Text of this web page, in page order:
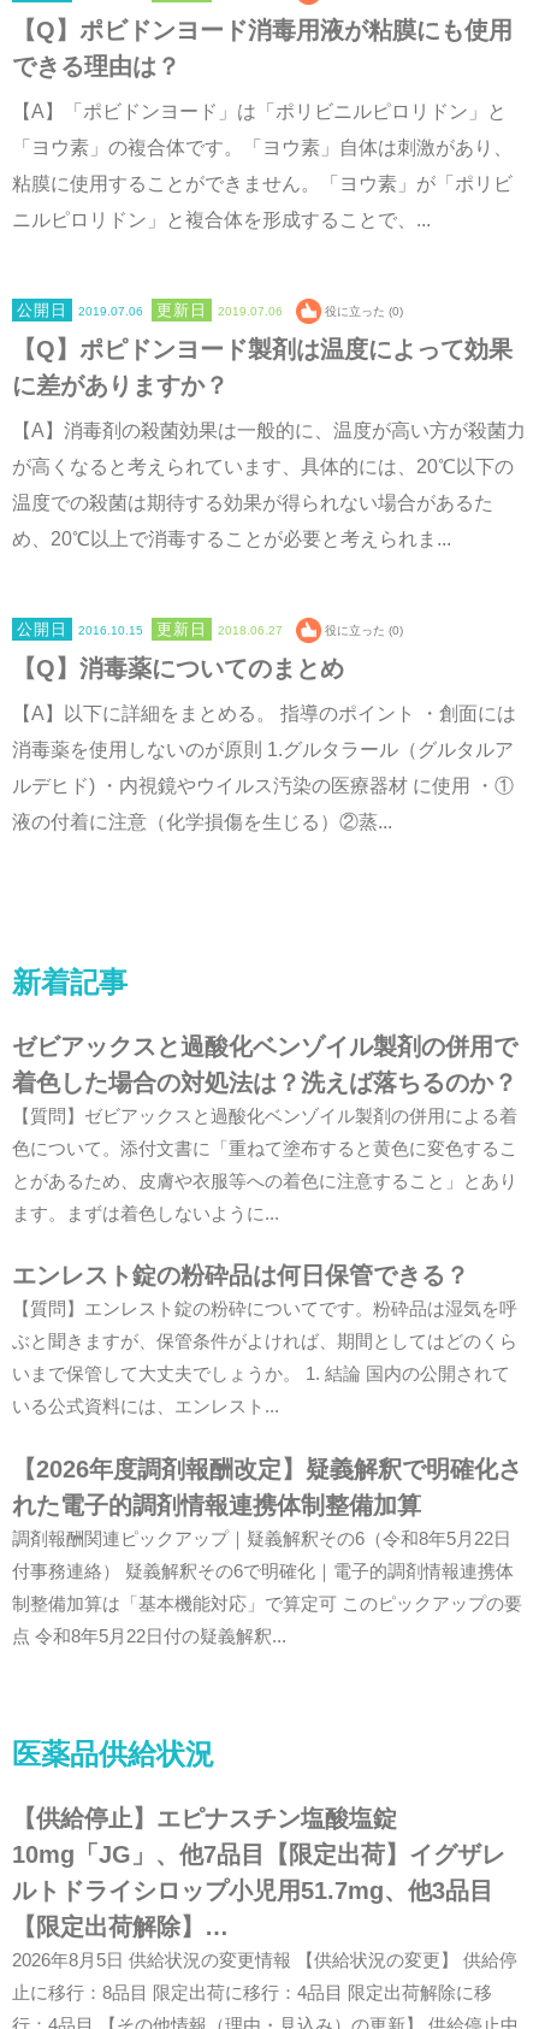
【Q】ポビドンヨード消毒用液が粘膜にも使用
できる理由は？
【A】「ポビドンヨード」は「ポリビニルピロリドン」と
「ヨウ素」の複合体です。「ヨウ素」自体は刺激があり、
粘膜に使用することができません。「ヨウ素」が「ポリビ
ニルピロリドン」と複合体を形成することで、...
2019.07.06 2019.07.06 役に立った (0)
【Q】ポピドンヨード製剤は温度によって効果
に差がありますか？
【A】消毒剤の殺菌効果は一般的に、温度が高い方が殺菌力
が高くなると考えられています、具体的には、20℃以下の
温度での殺菌は期待する効果が得られない場合があるた
め、20℃以上で消毒することが必要と考えられま...
2016.10.15 2018.06.27 役に立った (0)
【Q】消毒薬についてのまとめ
【A】以下に詳細をまとめる。 指導のポイント ・創面には
消毒薬を使用しないのが原則 1.グルタラール（グルタルア
ルデヒド) ・内視鏡やウイルス汚染の医療器材 に使用 ・①
液の付着に注意（化学損傷を生じる）②蒸...
新着記事
ゼビアックスと過酸化ベンゾイル製剤の併用で
着色した場合の対処法は？洗えば落ちるのか？
【質問】ゼビアックスと過酸化ベンゾイル製剤の併用による着
色について。添付文書に「重ねて塗布すると黄色に変色するこ
とがあるため、皮膚や衣服等への着色に注意すること」とあり
ます。まずは着色しないように...
エンレスト錠の粉砕品は何日保管できる？
【質問】エンレスト錠の粉砕についてです。粉砕品は湿気を呼
ぶと聞きますが、保管条件がよければ、期間としてはどのくら
いまで保管して大丈夫でしょうか。 1. 結論 国内の公開されて
いる公式資料には、エンレスト...
【2026年度調剤報酬改定】疑義解釈で明確化さ
れた電子的調剤情報連携体制整備加算
調剤報酬関連ピックアップ｜疑義解釈その6（令和8年5月22日
付事務連絡） 疑義解釈その6で明確化｜電子的調剤情報連携体
制整備加算は「基本機能対応」で算定可 このピックアップの要
点 令和8年5月22日付の疑義解釈...
医薬品供給状況
【供給停止】エピナスチン塩酸塩錠
10mg「JG」、他7品目【限定出荷】イグザレ
ルトドライシロップ小児用51.7mg、他3品目
【限定出荷解除】…
2026年8月5日 供給状況の変更情報 【供給状況の変更】 供給停
止に移行：8品目 限定出荷に移行：4品目 限定出荷解除に移